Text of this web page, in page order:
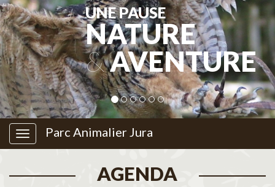
UNE PAUSE
NATURE
&AVENTURE
Parc Animalier Jura
AGENDA